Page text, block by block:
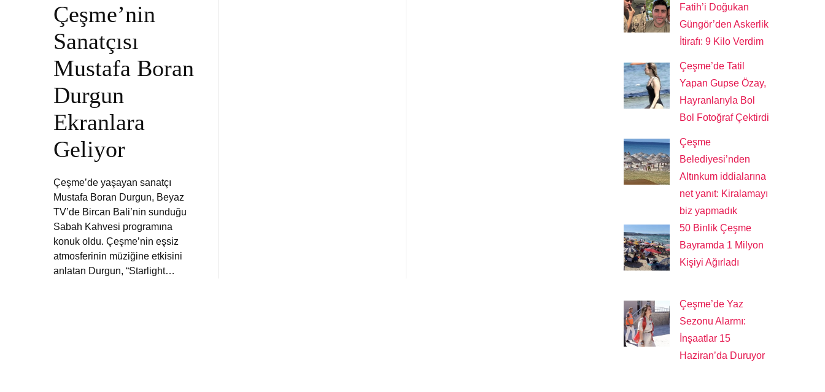
Çeşme’nin
Sanatçısı
Mustafa Boran
Durgun
Ekranlara
Geliyor
Çeşme’de yaşayan sanatçı
Mustafa Boran Durgun, Beyaz
TV’de Bircan Bali’nin sunduğu
Sabah Kahvesi programına
konuk oldu. Çeşme’nin eşsiz
atmosferinin müziğine etkisini
anlatan Durgun, “Starlight…
Fatih’i Doğukan
Güngör’den Askerlik
İtirafı: 9 Kilo Verdim
Çeşme’de Tatil
Yapan Gupse Özay,
Hayranlarıyla Bol
Bol Fotoğraf Çektirdi
Çeşme
Belediyesi’nden
Altınkum iddialarına
net yanıt: Kiralamayı
biz yapmadık
50 Binlik Çeşme
Bayramda 1 Milyon
Kişiyi Ağırladı
Çeşme’de Yaz
Sezonu Alarmı:
İnşaatlar 15
Haziran’da Duruyor